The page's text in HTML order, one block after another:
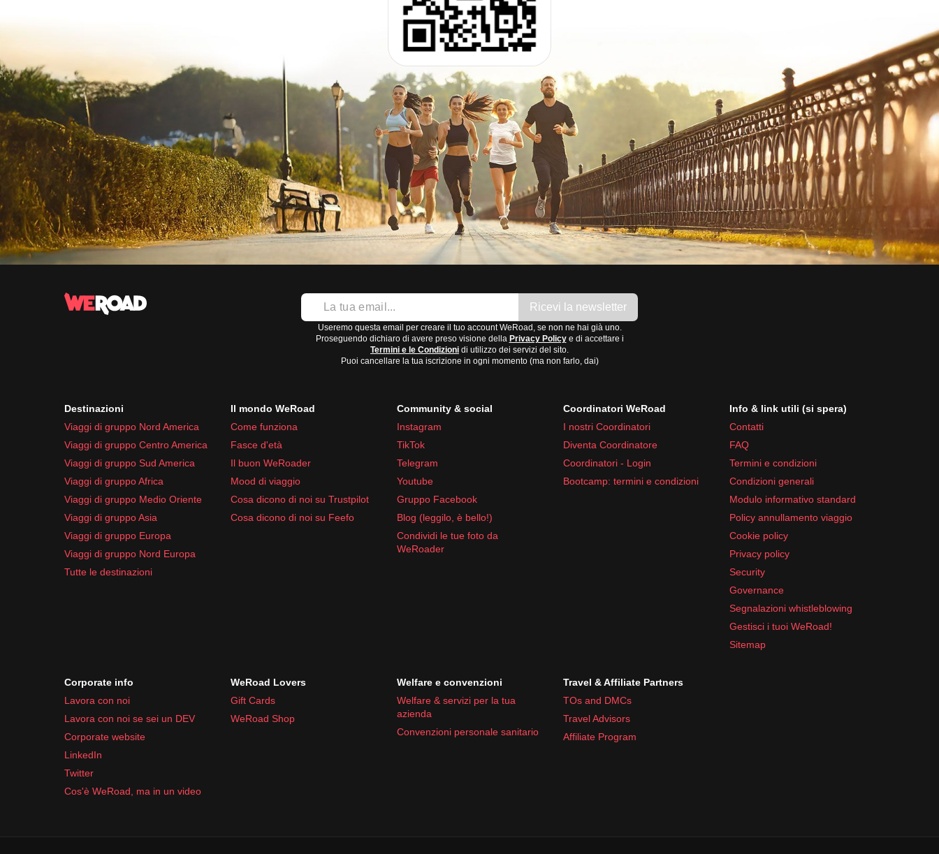
Ricevi la newsletter
Useremo questa email per creare il tuo account WeRoad, se non ne hai già uno.
Proseguendo dichiaro di avere preso visione della Privacy Policye di accettare i
Termini e le Condizioni di utilizzo dei servizi del sito.
Puoi cancellare la tua iscrizione in ogni momento (ma non farlo, dai)
Destinazioni
Viaggi di gruppo Nord America
Viaggi di gruppo Centro America
Viaggi di gruppo Sud America
Viaggi di gruppo Africa
Viaggi di gruppo Medio Oriente
Viaggi di gruppo Asia
Viaggi di gruppo Europa
Viaggi di gruppo Nord Europa
Tutte le destinazioni
Il mondo WeRoad
Come funziona
Fasce d'età
Il buon WeRoader
Mood di viaggio
Cosa dicono di noi su Trustpilot
Cosa dicono di noi su Feefo
Community & social
Instagram
TikTok
Telegram
Youtube
Gruppo Facebook
Blog (leggilo, è bello!)
Condividi le tue foto da
WeRoader
Coordinatori WeRoad
I nostri Coordinatori
Diventa Coordinatore
Coordinatori - Login
Bootcamp: termini e condizioni
Info & link utili (si spera)
Contatti
FAQ
Termini e condizioni
Condizioni generali
Modulo informativo standard
Policy annullamento viaggio
Cookie policy
Privacy policy
Security
Governance
Segnalazioni whistleblowing
Gestisci i tuoi WeRoad!
Sitemap
Corporate info
Lavora con noi
Lavora con noi se sei un DEV
Corporate website
LinkedIn
Twitter
Cos'è WeRoad, ma in un video
WeRoad Lovers
Gift Cards
WeRoad Shop
Welfare e convenzioni
Welfare & servizi per la tua
azienda
Convenzioni personale sanitario
Travel & Affiliate Partners
TOs and DMCs
Travel Advisors
Affiliate Program